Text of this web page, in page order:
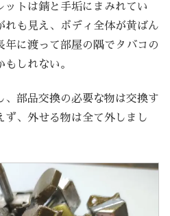
ットは錆と手垢にまみれてい
れも見え、ボディ全体が黄ばん
年に渡って部屋の隅でタバコの
しれない。
、部品交換の必要な物は交換す
ず、外せる物は全て外しまし